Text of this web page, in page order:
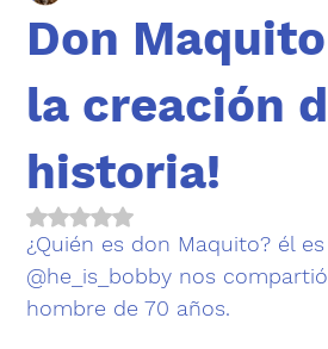
Don
la creación
historia!
Obtuvo NaN de 5 estrellas.
¿Quién es don Maquito? él
@he_is_bobby nos
hombre de 70 años.